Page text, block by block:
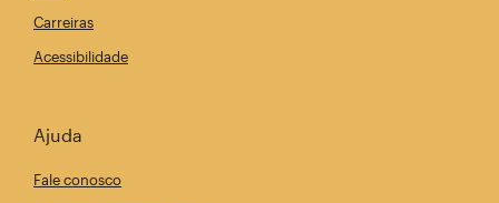
Carreiras
Acessibilidade
Ajuda
Fale conosco